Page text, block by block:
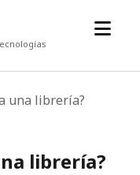
abrir
una librería?
librería?